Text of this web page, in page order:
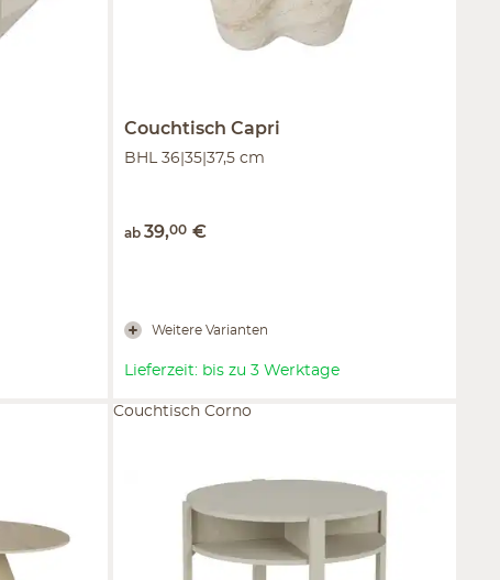
Couchtisch Capri
BHL 36|35|37,5 cm
ab 39,00 €
Weitere Varianten
Lieferzeit: bis zu 3 Werktage
Couchtisch Corno